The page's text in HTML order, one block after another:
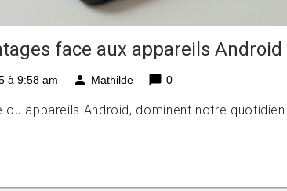
face aux appareils Android
à 9:58 am person Mathilde chat_bubble 0
ou appareils Android, dominent notre